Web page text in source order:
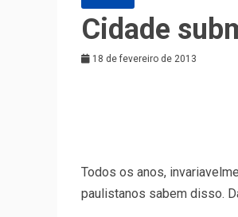
Cidade
18 de fevereiro de 2013
Todos os anos,
paulistanos sabem disso.